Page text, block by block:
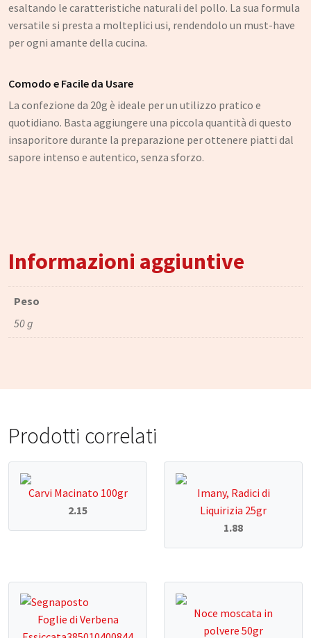
Narghilè e Accessori per Narghilè
Incensi e diffusori
Regali, Souvenir e Accessori
Radici, Semi e Erbe Ayurvediche
Causa Palestinese
esaltando le caratteristiche naturali del pollo. La sua formula
versatile si presta a molteplici usi, rendendolo un must-have
per ogni amante della cucina.
Comodo e Facile da Usare
La confezione da 20g è ideale per un utilizzo pratico e
quotidiano. Basta aggiungere una piccola quantità di questo
insaporitore durante la preparazione per ottenere piatti dal
sapore intenso e autentico, senza sforzo.
Informazioni aggiuntive
Peso
50 g
Prodotti correlati
Carvi Macinato 100gr
2.15
Imany, Radici di
Liquirizia 25gr
1.88
Foglie di Verbena
Noce moscata in
polvere 50gr